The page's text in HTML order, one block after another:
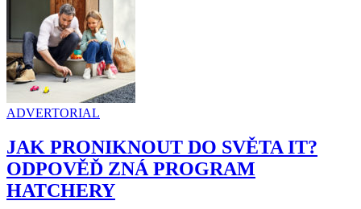
ADVERTORIAL
JAK PRONIKNOUT DO SVĚTA IT?
ODPOVĚĎ ZNÁ PROGRAM
HATCHERY